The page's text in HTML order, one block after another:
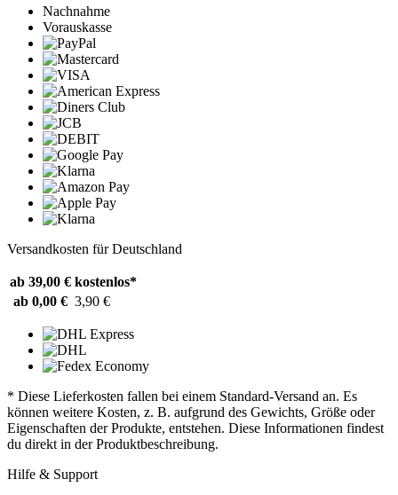
Nachnahme
Vorauskasse
Versandkosten für Deutschland
ab 39,00 € kostenlos*
ab 0,00 € 3,90 €
* Diese Lieferkosten fallen bei einem Standard-Versand an. Es
können weitere Kosten, z. B. aufgrund des Gewichts, Größe oder
Eigenschaften der Produkte, entstehen. Diese Informationen findest
du direkt in der Produktbeschreibung.
Hilfe & Support